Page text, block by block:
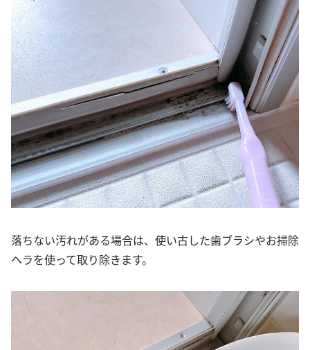
落ちない汚れがある場合は、使い古した歯ブラシやお掃除
ヘラを使って取り除きます。